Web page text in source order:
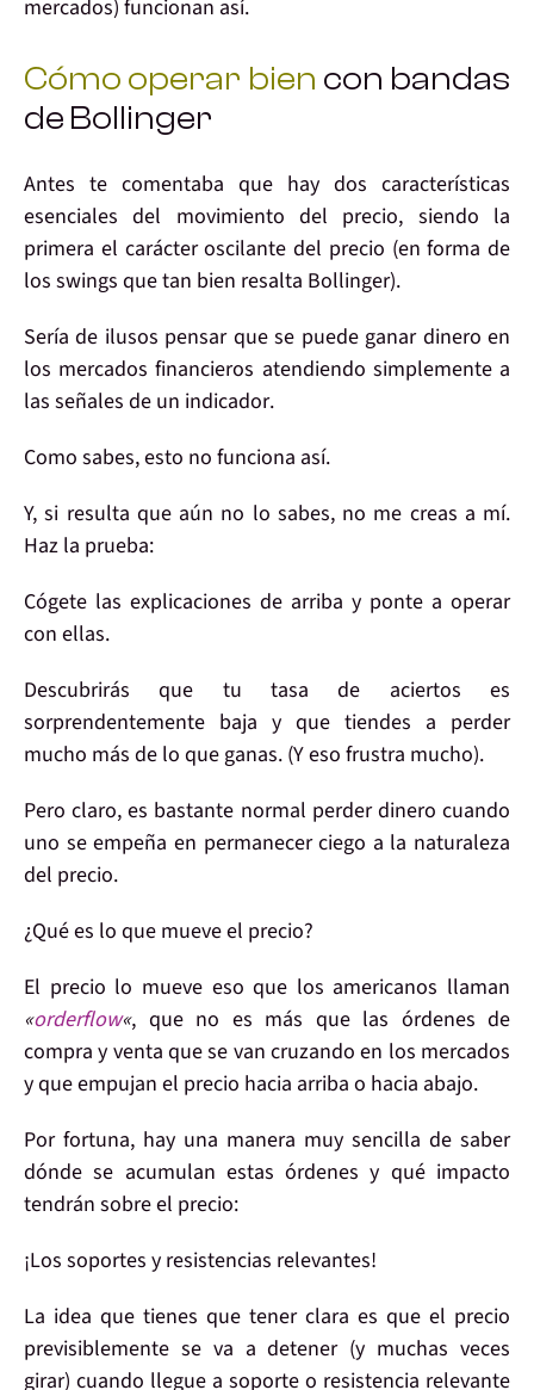
mercados) funcionan así.
Cómo operar bien con bandas
de Bollinger
Antes te comentaba que hay dos características
esenciales del movimiento del precio, siendo la
primera el carácter oscilante del precio (en forma de
los swings que tan bien resalta Bollinger).
Seríade ilusos pensar que se puedeganar dinero en
los mercados financieros atendiendo simplemente a
las señales de un indicador.
Como sabes, esto no funciona así.
Y, si resulta que aún no lo sabes, no me creas a mí.
Haz la prueba:
Cógete las explicaciones de arriba y ponte a operar
con ellas.
Descubrirás que tu tasa de aciertos es
sorprendentemente baja y que tiendes a perder
mucho más de lo que ganas. (Y eso frustra mucho).
Pero claro, es bastante normal perder dinero cuando
uno se empeña en permanecerciego a la naturaleza
del precio.
¿Qué es lo que mueveel precio?
El precio lo mueve eso que los americanos llaman
«orderflow«, que no es más que las órdenes de
compra y venta que se van cruzando en los mercados
y queempujan el precio hacia arriba o hacia abajo.
Por fortuna, hay una manera muy sencilla de saber
dónde se acumulan estas órdenes y qué impacto
tendrán sobre el precio:
¡Los soportes y resistencias relevantes!
La idea que tienes que tener clara es que el precio
previsiblemente se va a detener(y muchas veces
girar) cuando llegue a soporte o resistencia relevante